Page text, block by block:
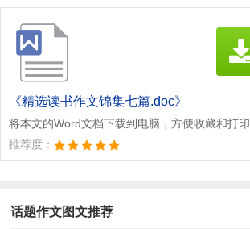
《精选读书作文锦集七篇.doc》
将本文的Word文档下载到电脑，方便收藏和打印
推荐度：
话题作文图文推荐